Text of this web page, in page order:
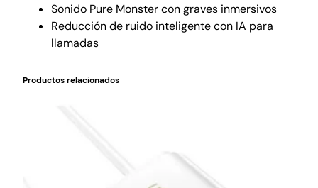
Sonido Pure Monster con graves inmersivos
Reducción de ruido inteligente con IA para
llamadas
Productos relacionados